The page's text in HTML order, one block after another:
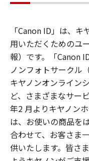
「Canon ID」は、
用いただくためのユ
報）です。「Canon
ノンフォトサークル
キヤノンオンライン
ど、さまざまなサー
年2 月よりキヤノン
は、お使いの商品を
合わせて、お客さま
供いたします。皆さ